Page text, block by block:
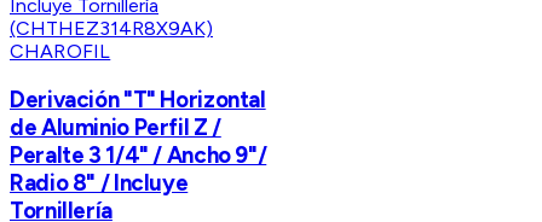
CHAROFIL
Derivación "T" Horizontal
de Aluminio Perfil Z /
Peralte 3 1/4" / Ancho 9"/
Radio 8" / Incluye
Tornillería